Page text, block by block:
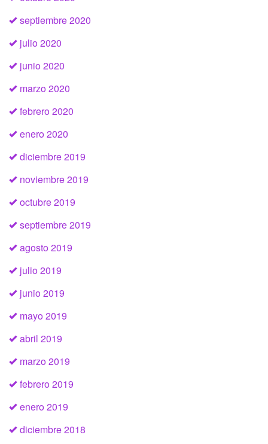
septiembre 2020
julio 2020
junio 2020
marzo 2020
febrero 2020
enero 2020
diciembre 2019
noviembre 2019
octubre 2019
septiembre 2019
agosto 2019
julio 2019
junio 2019
mayo 2019
abril 2019
marzo 2019
febrero 2019
enero 2019
diciembre 2018